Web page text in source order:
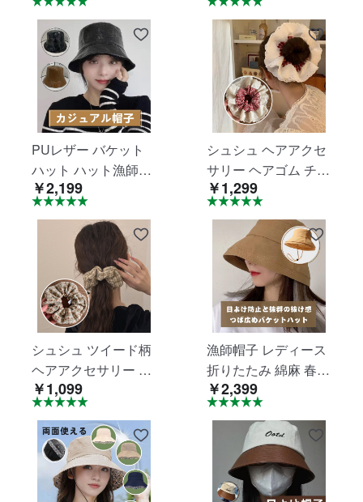
ボアトート 手提げバ
ッグ ハンドバッグ 肩
がけ 軽量 携帯 人気
バッグ ボア風 秋 冬
通勤 通学 旅行用 動
物 2way 可愛 通学 母
の日 クリスマス プレ
ゼント ギフト jtl055
こもこ バッグ レディ
ース ミニバッグ 手提
げ バッグ フェイクフ
ァー 冬物 鞄 かばん
パーティーバッグ 通
勤 通学 旅行用 動物 2
way お洒落 大人 可愛
い お出かけ jtl056-58
PUレザー バケット
ハット ハット漁師キ
ャップアウトドア レ
ザー漁師帽子 カジュ
アルキャップ 日焼け
止め帽子 帽子 漁師帽
キャップ UVカット
紫外線対策 ユニセッ
クス つば広 フリーサ
イズ 秋冬 旅行 外出
男女兼用 jtl047-48
￥2,199
シュシュ ヘアアクセ
サリー ヘアゴム チェ
ック柄 レース シュシ
ュ ヘアアクセ シンプ
ル 大人 子ども 簡単
髪留め レディース ヘ
アアレンジ 可愛い お
洒落 jtl095
￥1,299
シュシュ ツイード柄
ヘアアクセサリー シ
ンプル オフィス パイ
ピング 上品 ヘアアク
セ 秋冬 レディース
大人っぽい かわいい
おしゃれ プレゼント
jtl094
￥1,099
漁師帽子 レディース
折りたたみ 綿麻 春夏
秋 可愛い ハット 旅
行用 吸汗通気 日よけ
小顔効果 アウトドア
カジュアル 軽量 ひよ
け帽子 女優帽 サンハ
ット jtl053
￥2,399